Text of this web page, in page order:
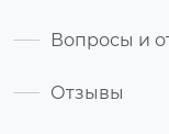
Вопросы и
Отзывы